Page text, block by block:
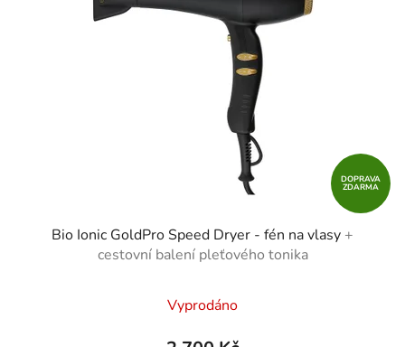
DOPRAVA
ZDARMA
Bio Ionic GoldPro Speed Dryer - fén na vlasy +
cestovní balení pleťového tonika
Vyprodáno